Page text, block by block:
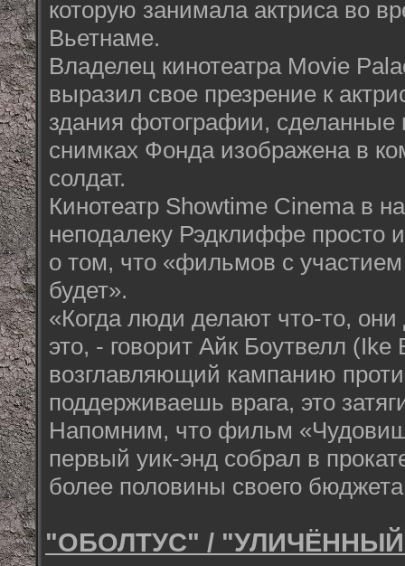
которую занимала актриса во
Вьетнаме.
Владелец кинотеатра Movie
выразил свое презрение к
здания фотографии, сделанные
снимках Фонда изображена в
солдат.
Кинотеатр Showtime Cinema в
неподалеку Рэдклиффе просто
о том, что «фильмов с
будет».
«Когда люди делают что-то,
это, - говорит Айк Боутвелл (Ike
возглавляющий кампанию
поддерживаешь врага, это
Напомним, что фильм
первый уик-энд собрал в
более половины своего
"ОБОЛТУС" / "УЛИЧЁННЫЙ